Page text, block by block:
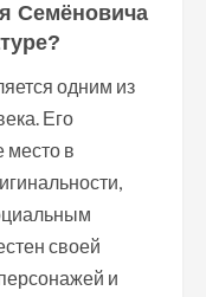
Семёновича
одним из
Его
место в
своей
и